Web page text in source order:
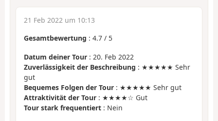
21 Feb 2022 um 10:13
Gesamtbewertung : 4.7 / 5
Datum deiner Tour : 20. Feb 2022
Zuverlässigkeit der Beschreibung : ★★★★★ Sehr
gut
Bequemes Folgen der Tour : ★★★★★ Sehr gut
Attraktivität der Tour : ★★★★☆ Gut
Tour stark frequentiert : Nein